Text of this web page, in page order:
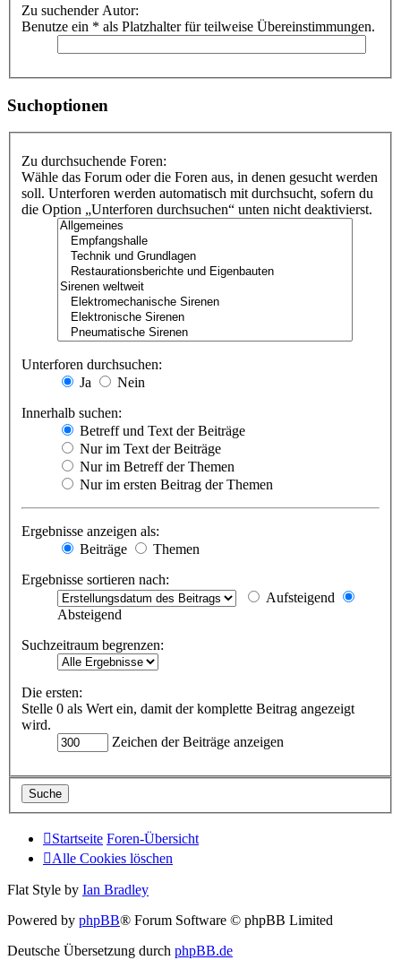
Zu suchender Autor:
Benutze ein * als Platzhalter für teilweise Übereinstimmungen.
Suchoptionen
Zu durchsuchende Foren:
Wähle das Forum oder die Foren aus, in denen gesucht werden
soll. Unterforen werden automatisch mit durchsucht, sofern du
die Option „Unterforen durchsuchen“ unten nicht deaktivierst.
Unterforen durchsuchen:
Ja
Nein
Innerhalb suchen:
Betreff und Text der Beiträge
Nur im Text der Beiträge
Nur im Betreff der Themen
Nur im ersten Beitrag der Themen
Ergebnisse anzeigen als:
Beiträge
Themen
Ergebnisse sortieren nach:
Aufsteigend
Absteigend
Suchzeitraum begrenzen:
Die ersten:
Stelle 0 als Wert ein, damit der komplette Beitrag angezeigt
wird.
Zeichen der Beiträge anzeigen
Startseite Foren-Übersicht
Alle Cookies löschen
Flat Style by Ian Bradley
Powered by phpBB® Forum Software © phpBB Limited
Deutsche Übersetzung durch phpBB.de